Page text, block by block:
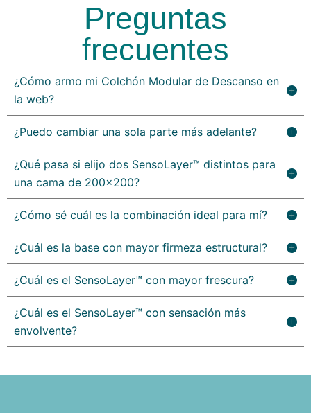
Preguntas
frecuentes
¿Cómo armo mi Colchón Modular de Descanso en
la web?
¿Puedo cambiar una sola parte más adelante?
¿Qué pasa si elijo dos SensoLayer™ distintos para
una cama de 200x200?
¿Cómo sé cuál es la combinación ideal para mí?
¿Cuál es la base con mayor firmeza estructural?
¿Cuál es el SensoLayer™ con mayor frescura?
¿Cuál es el SensoLayer™ con sensación más
envolvente?